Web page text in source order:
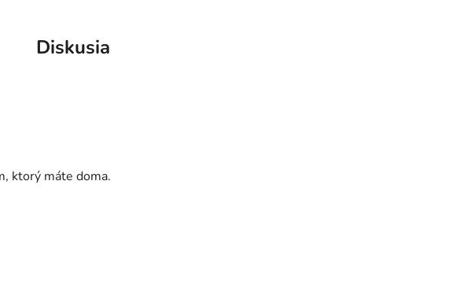
Diskusia
ktorý máte doma.